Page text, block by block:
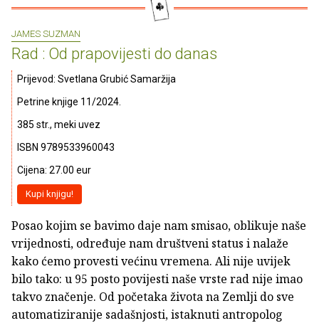
JAMES SUZMAN
Rad : Od prapovijesti do danas
Prijevod: Svetlana Grubić Samaržija
Petrine knjige 11/2024.
385 str., meki uvez
ISBN 9789533960043
Cijena: 27.00 eur
Kupi knjigu!
Posao kojim se bavimo daje nam smisao, oblikuje naše
vrijednosti, određuje nam društveni status i nalaže
kako ćemo provesti većinu vremena. Ali nije uvijek
bilo tako: u 95 posto povijesti naše vrste rad nije imao
takvo značenje. Od početaka života na Zemlji do sve
automatiziranije sadašnjosti, istaknuti antropolog